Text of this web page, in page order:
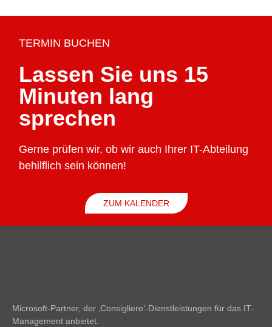
TERMIN BUCHEN
Lassen Sie uns 15
Minuten lang
sprechen
Gerne prüfen wir, ob wir auch Ihrer IT-Abteilung
behilflich sein können!
ZUM KALENDER
Microsoft-Partner, der ‚Consigliere‘-Dienstleistungen für das IT-
Management anbietet.